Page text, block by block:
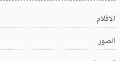
الافلام
الصور